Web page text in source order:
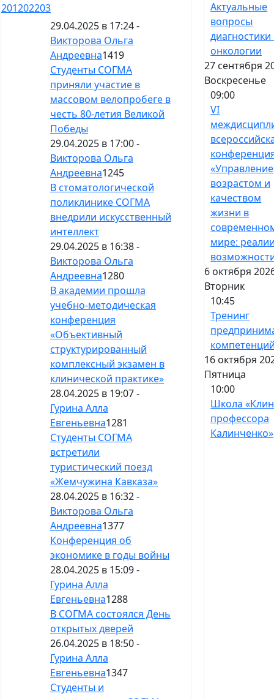
201202203
29.04.2025 в 17:24 -
Викторова Ольга
Андреевна1419
Студенты СОГМА
приняли участие в
массовом велопробеге в
честь 80-летия Великой
Победы
29.04.2025 в 17:00 -
Викторова Ольга
Андреевна1245
В стоматологической
поликлинике СОГМА
внедрили искусственный
интеллект
29.04.2025 в 16:38 -
Викторова Ольга
Андреевна1280
В академии прошла
учебно-методическая
конференция
«Объективный
структурированный
комплексный экзамен в
клинической практике»
28.04.2025 в 19:07 -
Гурина Алла
Евгеньевна1281
Студенты СОГМА
встретили
туристический поезд
«Жемчужина Кавказа»
28.04.2025 в 16:32 -
Викторова Ольга
Андреевна1377
Конференция об
экономике в годы войны
28.04.2025 в 15:09 -
Гурина Алла
Евгеньевна1288
В СОГМА состоялся День
открытых дверей
26.04.2025 в 18:50 -
Гурина Алла
Евгеньевна1347
Студенты и
Актуальные
вопросы
диагностики
онкологии
27 сентября
Воскресенье
09:00
VI
«Управление
возрастом и
качеством
жизни в
мире:
6 октября
Вторник
10:45
Тренинг
16 октября
Пятница
10:00
Школа
профессора
Калинченко»